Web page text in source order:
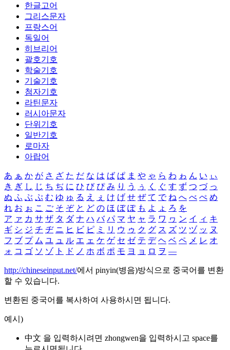
한글고어
그리스문자
프랑스어
독일어
히브리어
괄호기호
학술기호
기술기호
첨자기호
라틴문자
러시아문자
단위기호
일반기호
로마자
아랍어
あ ぁ か が さ ざ た だ な は ば ぱ ま や ゃ ら わ ゎ ん い ぃ
き ぎ し じ ち ぢ に ひ び ぴ み り う ぅ く ぐ す ず つ づ っ
ぬ ふ ぶ ぷ む ゆ ゅ る え ぇ け げ せ ぜ て で ね へ べ ぺ め
れ お ぉ こ ご そ ぞ と ど の ほ ぼ ぽ も よ ょ ろ を
ア ァ カ サ ザ タ ダ ナ ハ バ パ マ ヤ ャ ラ ワ ヮ ン イ ィ キ
ギ シ ジ チ ヂ ニ ヒ ビ ピ ミ リ ウ ゥ ク グ ス ズ ツ ヅ ッ ヌ
フ ブ プ ム ユ ュ ル エ ェ ケ ゲ セ ゼ テ デ ヘ ベ ペ メ レ オ
ォ コ ゴ ソ ゾ ト ド ノ ホ ボ ポ モ ヨ ョ ロ ヲ ―
http://chineseinput.net/에서 pinyin(병음)방식으로 중국어를 변환
할 수 있습니다.
변환된 중국어를 복사하여 사용하시면 됩니다.
예시)
中文 을 입력하시려면 zhongwen을 입력하시고 space를